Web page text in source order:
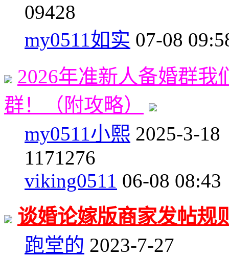
09428
my0511如实 07-08
2026年准新人备婚群我
群！（附攻略）
my0511小熙 2025-3-18
1171276
viking0511 06-08 08:43
谈婚论嫁版商家发帖规
跑堂的 2023-7-27